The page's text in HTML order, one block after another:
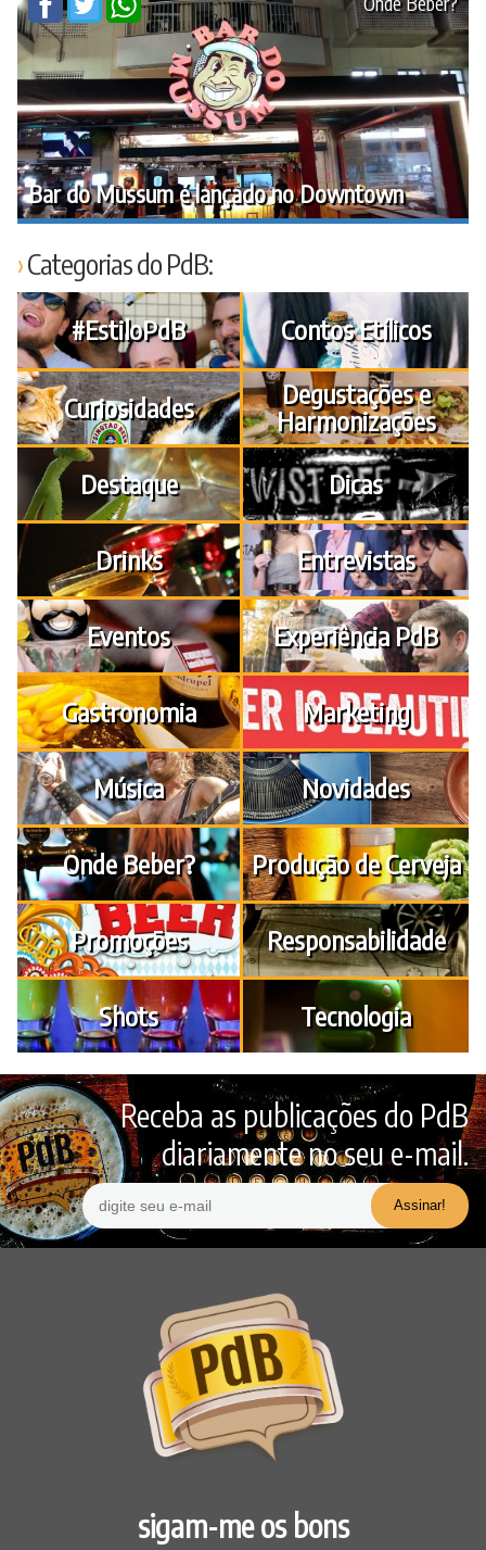
Bar do Mussum é lançado no Downtown
Categorias do PdB:
#EstiloPdB Contos Etílicos
Curiosidades
Degustações e
Harmonizações
Destaque
Dicas
Drinks Entrevistas
Eventos Experiência PdB
Gastronomia Marketing
Música Novidades
Onde Beber? Produção de Cerveja
Promoções Responsabilidade
Shots Tecnologia
Receba as publicações do PdB
diariamente no seu e-mail.
sigam-me os bons